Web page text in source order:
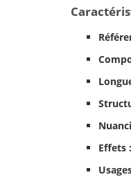
Effets :